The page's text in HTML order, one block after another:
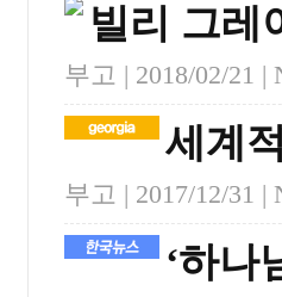
빌리 그레
부고 | 2018/02/21 |
세계
부고 | 2017/12/31 |
‘하나